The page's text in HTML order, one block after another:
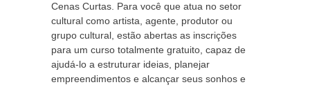
Cenas Curtas. Para você que atua no setor
cultural como artista, agente, produtor ou
grupo cultural, estão abertas as inscrições
para um curso totalmente gratuito, capaz de
ajudá-lo a estruturar ideias, planejar
empreendimentos e alcançar seus sonhos e